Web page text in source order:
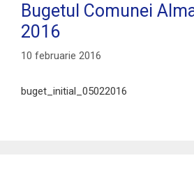
Bugetul Comunei
2016
10 februarie 2016
buget_initial_05022016